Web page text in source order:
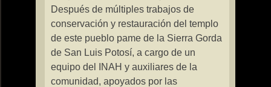
Después de múltiples trabajos de
conservación y restauración del templo
de este pueblo pame de la Sierra Gorda
de San Luis Potosí, a cargo de un
equipo del INAH y auxiliares de la
comunidad, apoyados por las